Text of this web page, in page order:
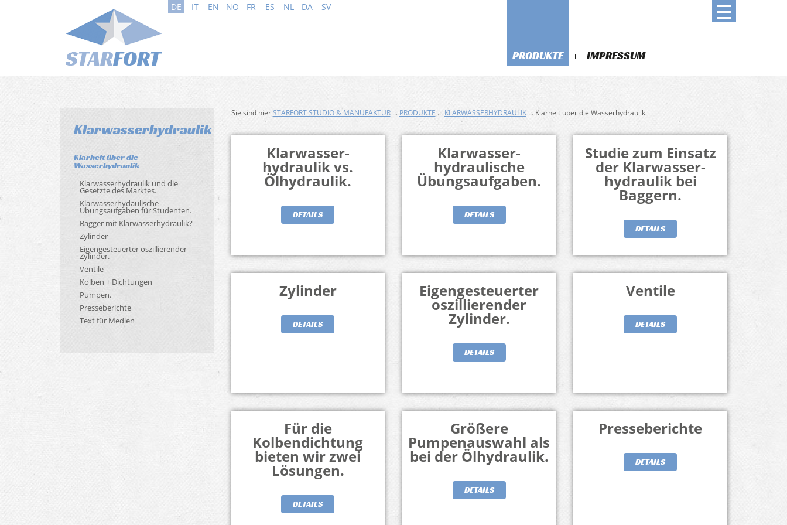
DE IT EN NO FR ES NL DA SV
PRODUKTE IMPRESSUM
Klarwasserhydraulik
Klarheit über die
Wasserhydraulik
Klarwasserhydraulik und die
Gesetzte des Marktes.
Klarwasserhydaulische
Übungsaufgaben für Studenten.
Bagger mit Klarwasserhydraulik?
Zylinder
Eigengesteuerter oszillierender
Zylinder.
Ventile
Kolben + Dichtungen
Pumpen.
Presseberichte
Text für Medien
Sie sind hierSTARFORT STUDIO & MANUFAKTUR.:. PRODUKTE .:. KLARWASSERHYDRAULIK.:. Klarheit über die Wasserhydraulik
Klarwasser-
hydraulik vs.
Ölhydraulik.
DETAILS
Klarwasser-
hydraulische
Übungsaufgaben.
DETAILS
Studie zum Einsatz
der Klarwasser-
hydraulik bei
Baggern.
DETAILS
Zylinder
DETAILS
Eigengesteuerter
oszillierender
Zylinder.
DETAILS
Ventile
DETAILS
Für die
Kolbendichtung
bieten wir zwei
Lösungen.
DETAILS
Größere
Pumpenauswahl als
bei der Ölhydraulik.
DETAILS
Presseberichte
DETAILS